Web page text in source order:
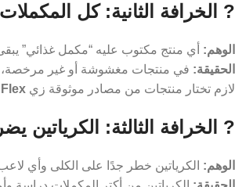
? الخرافة الثانية: كل المكملات
الوهم: أي منتج مكتوب عليه “مكمل غذائي”
الحقيقة: في منتجات مغشوشة أو غير مرخصة،
لازم تختار منتجات من مصادر موثوقة زي
? الخرافة الثالثة: الكرياتين
الوهم: الكرياتين خطر جدًا على الكلى وأي